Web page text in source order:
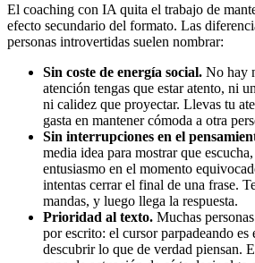
El coaching con IA quita el trabajo de
efecto secundario del formato. Las
personas introvertidas suelen nombrar:
Sin coste de energía social. No hay
atención tengas que estar atento, ni
ni calidez que proyectar. Llevas tu
gasta en mantener cómoda a otra
Sin interrupciones en el
media idea para mostrar que
entusiasmo en el momento
intentas cerrar el final de una frase.
mandas, y luego llega la respuesta.
Prioridad al texto. Muchas
por escrito: el cursor parpadeando es
descubrir lo que de verdad piensan.